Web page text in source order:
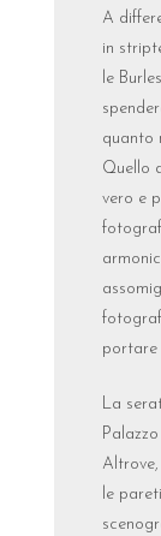
A
in
le
quanto
Quello
vero e
portare
La
le